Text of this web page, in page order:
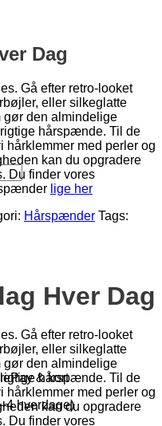
& kort
hverdage)
Dag
Gå efter retro-looket
eller silkeglatte
gør den almindelige
hårspænde. Til de
hårklemmer med perler og
kan du opgradere
Du finder vores
lige her
Hårspænder Tags:
Hver Dag
Gå efter retro-looket
eller silkeglatte
gør den almindelige
hårspænde. Til de
hårklemmer med perler og
kan du opgradere
Du finder vores